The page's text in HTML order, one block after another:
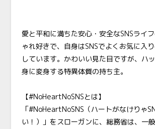
愛と平和に満ちた安心・安全なSNSライ
ゃれ好きで、自身はSNSでよくお気に入
しています。かわいい見た目ですが、ハ
身に変身する特異体質の持ち主。
【#NoHeartNoSNSとは】
「#NoHeartNoSNS（ハートがなけりゃ
い！）」をスローガンに、総務省は、一